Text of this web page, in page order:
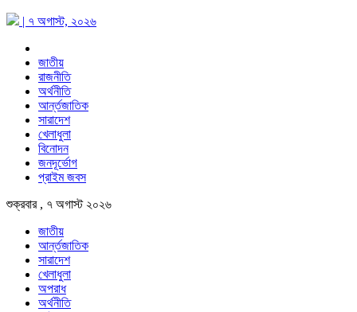
| ৭ অগাস্ট, ২০২৬
জাতীয়
রাজনীতি
অর্থনীতি
আর্ন্তজাতিক
সারাদেশ
খেলাধুলা
বিনোদন
জনদূর্ভোগ
প্রাইম জবস
শুক্রবার , ৭ অগাস্ট ২০২৬
জাতীয়
আর্ন্তজাতিক
সারাদেশ
খেলাধুলা
অপরাধ
অর্থনীতি